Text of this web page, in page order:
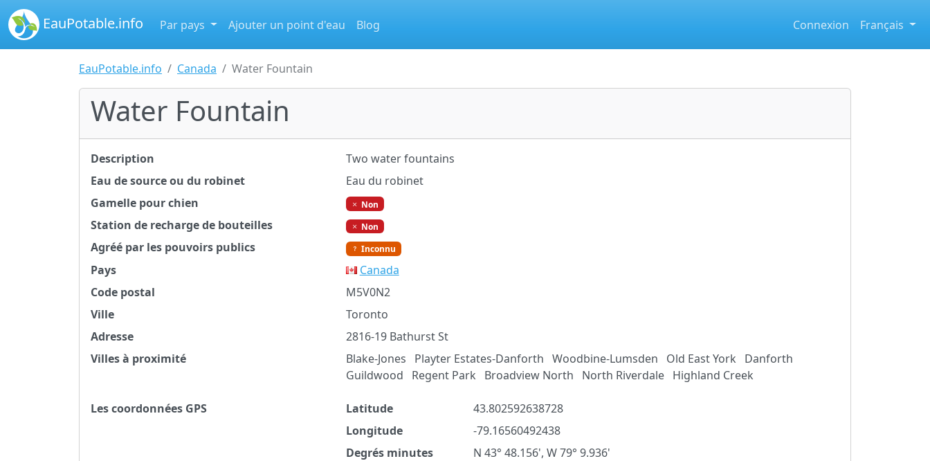
EauPotable.info Par pays Ajouter un point d'eau Blog Connexion Français
EauPotable.info Canada Water Fountain
Water Fountain
Description
Two water fountains
Eau de source ou du robinet
Eau du robinet
Gamelle pour chien
Non
Station de recharge de bouteilles Non
Agréé par les pouvoirs publics Inconnu
Pays
Canada
Code postal
M5V0N2
Ville
Toronto
Adresse
2816-19 Bathurst St
Villes à proximité
Blake-Jones Playter Estates-Danforth Woodbine-Lumsden Old East York
Danforth
Guildwood
Regent Park Broadview North North Riverdale Highland Creek
Les coordonnées GPS Latitude
43.802592638728
Longitude
-79.16560492438
Degrés minutes
N 43° 48.156', W 79° 9.936'